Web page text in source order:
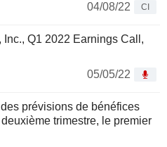
04/08/22
CI
Q1 2022 Earnings Call,
05/05/22
prévisions de bénéfices
trimestre, le premier